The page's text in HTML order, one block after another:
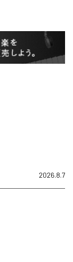
2026.8.7